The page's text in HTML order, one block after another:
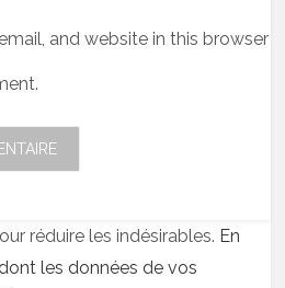
and website in this browser
réduire les indésirables. En
les données de vos